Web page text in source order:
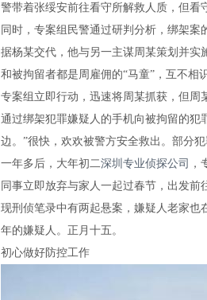
警带着张绥安前往看守所解救人质，但看
同时，专案组民警通过研判分析，绑架案
据杨某交代，他与另一主谋周某策划并实
和被拘留者都是周雇佣的“马童”，互不相
专案组立即行动，迅速将周某抓获，但周
通过绑架犯罪嫌疑人的手机向被拘留的犯
边。”很快，欢欢被警方安全救出。部分
一年多后，大年初二深圳专业侦探公司
同事立即放弃与家人一起过春节，出发
现刑侦笔录中有两起悬案，嫌疑人老家也
年的嫌疑人。正月十五。
初心做好防控工作